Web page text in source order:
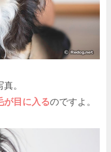
。
が目に入るのですよ。